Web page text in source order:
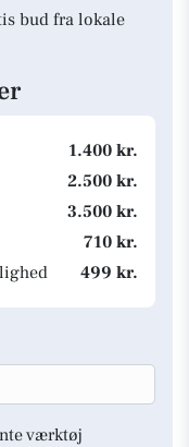
bud fra lokale
1.400 kr.
2.500 kr.
3.500 kr.
710 kr.
499 kr.
værktøj